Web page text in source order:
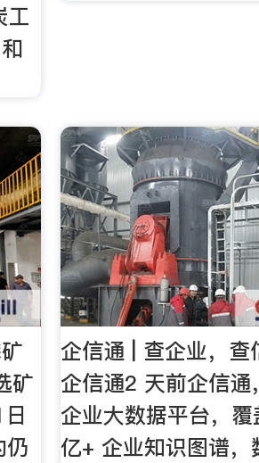
工
矿
仍
企信通 | 查企业，查
企信通2 天前企信通
企业大数据平台，
亿+ 企业知识图谱，